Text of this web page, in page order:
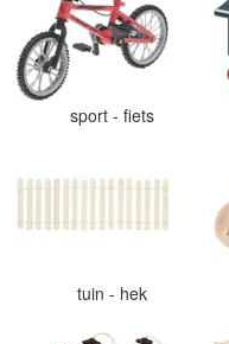
sport - fiets
tuin - hek